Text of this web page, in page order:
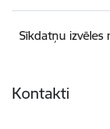
Sīkdatņu izvēles
Kontakti